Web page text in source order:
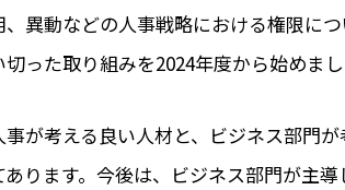
、異動などの人事戦略における権限に
切った取り組みを2024年度から始めまし
事が考える良い人材と、ビジネス部門
あります。今後は、ビジネス部門が主